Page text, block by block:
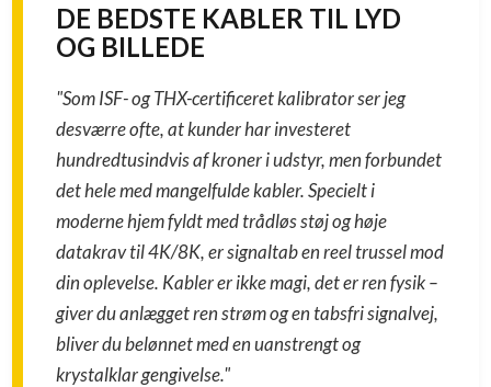
DE BEDSTE KABLER TIL LYD
OG BILLEDE
"Som ISF- og THX-certificeret kalibrator ser jeg
desværre ofte, at kunder har investeret
hundredtusindvis af kroner i udstyr, men forbundet
det hele med mangelfulde kabler. Specielt i
moderne hjem fyldt med trådløs støj og høje
datakrav til 4K/8K, er signaltab en reel trussel mod
din oplevelse. Kabler er ikke magi, det er ren fysik –
giver du anlægget ren strøm og en tabsfri signalvej,
bliver du belønnet med en uanstrengt og
krystalklar gengivelse."